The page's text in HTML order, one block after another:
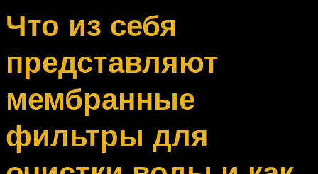
Меню
Что из себя
представляют
мембранные
фильтры для